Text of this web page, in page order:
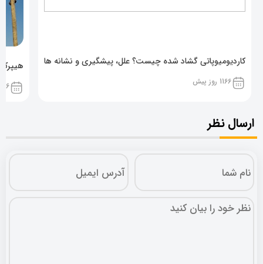
کاردیومیوپاتی گشاد شده چیست؟ علل، پیشگیری و نشانه ها
1166 روز پیش 1166
ارسال نظر